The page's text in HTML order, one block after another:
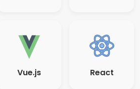
Vue.js React